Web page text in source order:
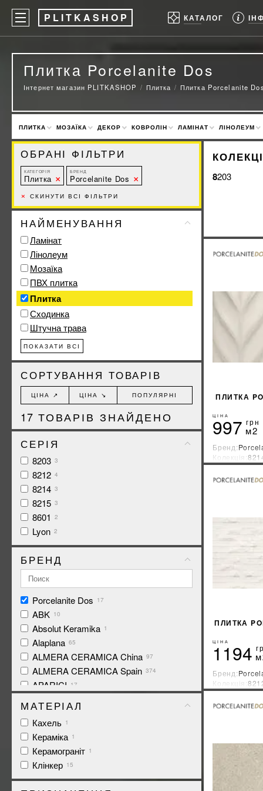
P LITKASHOP КАТАЛОГ
Плитка Porcelanite Dos
Інтернет магазин PLITKASHOP Плитка Плитка Porcelanite Dos
ПЛИТКА МОЗАЇКА ДЕКОР КОВРОЛІН ЛАМІНАТ ЛІНОЛЕУМ
8203
ПЛИТКА
ЦІНА
997 грн
м2
Бренд:
Колекція:
Країна-
ПЛИТКА
ЦІНА
1194
Бренд:
Колекція:
Країна-
ОБРАНІ ФІЛЬТРИ
КАТЕГОРІЯ
Плитка
БРЕНД
Porcelanite Dos
× СКИНУТИ ВСІ ФІЛЬТРИ
НАЙМЕНУВАННЯ
Ламінат
Лінолеум
Мозаїка
ПВХ плитка
Плитка
Сходинка
Штучна трава
ПОКАЗАТИ ВСІ
СОРТУВАННЯ ТОВАРІВ
ЦІНА ↗ ЦІНА ↘ ПОПУЛЯРНІ
17 ТОВАРІВ ЗНАЙДЕНО
СЕРІЯ
8203 3
8212 4
8214 3
8215 3
8601 2
Lyon 2
БРЕНД
Porcelanite Dos 17
ABK 10
Absolut Keramika 1
Alaplana 65
ALMERA CERAMICA China 97
ALMERA CERAMICA Spain 374
APARICI 17
ARCANA CERAMICA
Argenta Ceramica
Arklam2
ATEM20
Atlas Concorde
Atrium72
МАТЕРІАЛ
Кахель 1
Кераміка 1
Керамограніт 1
Клінкер 15